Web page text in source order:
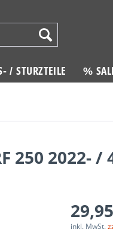
/ STURZTEILE %
250 2022- /
inkl. MwSt.